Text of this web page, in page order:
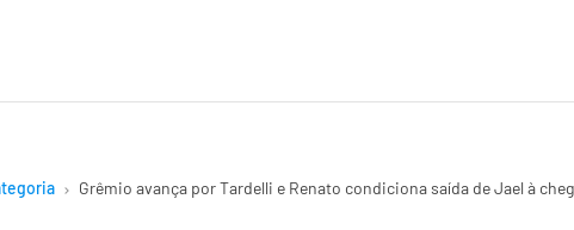
Grêmio avança por Tardelli e Renato condiciona saída de Jael à